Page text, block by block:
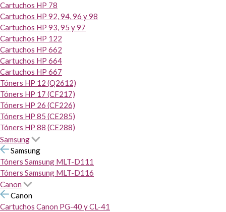
Cartuchos HP 78
Cartuchos HP 92, 94, 96 y 98
Cartuchos HP 93, 95 y 97
Cartuchos HP 122
Cartuchos HP 662
Cartuchos HP 664
Cartuchos HP 667
Tóners HP 12 (Q2612)
Tóners HP 17 (CF217)
Tóners HP 26 (CF226)
Tóners HP 85 (CE285)
Tóners HP 88 (CE288)
Samsung
Samsung
Tóners Samsung MLT-D111
Tóners Samsung MLT-D116
Canon
Canon
Cartuchos Canon PG-40 y CL-41